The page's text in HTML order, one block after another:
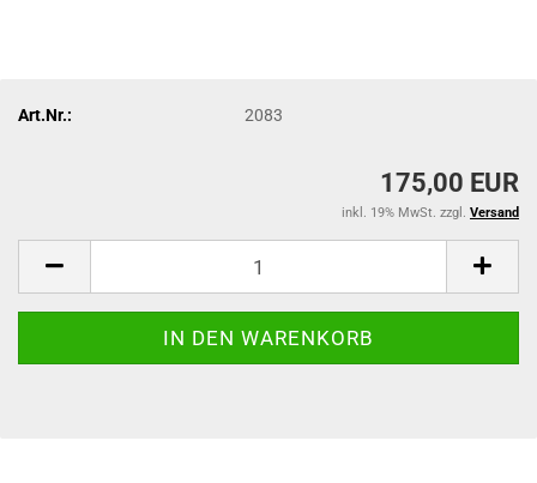
Art.Nr.: 2083
175,00 EUR
inkl. 19% MwSt. zzgl. Versand